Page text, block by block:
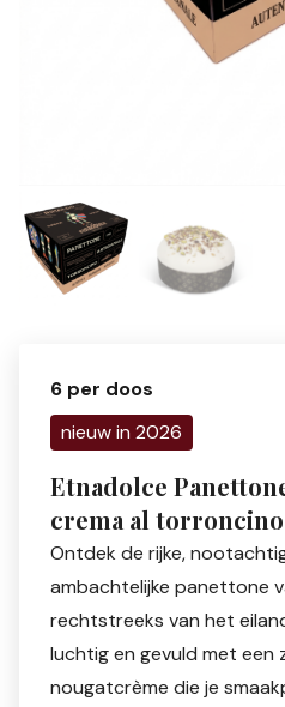
6 per doos
nieuw in 2026
Etnadolce
crema al torroncino
Ontdek de rijke,
ambachtelijke panettone
rechtstreeks van het
luchtig en gevuld met een
nougatcrème die je